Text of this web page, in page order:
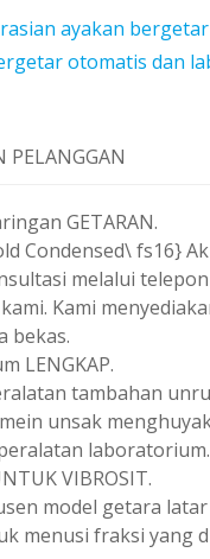
ayakan bergetar
otomatis dan
PELANGGAN
GETARAN.
Condensed\ fs16}
melalui
Kami
bekas.
LENGKAP.
tambahan
unsak
laboratorium.
VIBROSIT.
model getara
menusi fraksi yang